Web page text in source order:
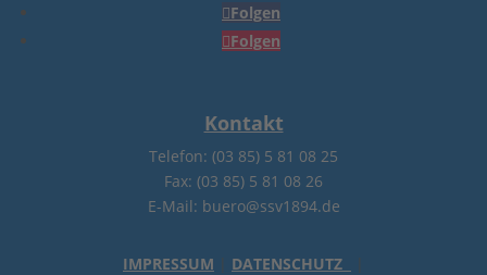
Folgen
Folgen
IMPRESSUM DATENSCHUTZ
Kontakt
Telefon: (03 85) 5 81 08 25
Fax: (03 85) 5 81 08 26
E-Mail: buero@ssv1894.de